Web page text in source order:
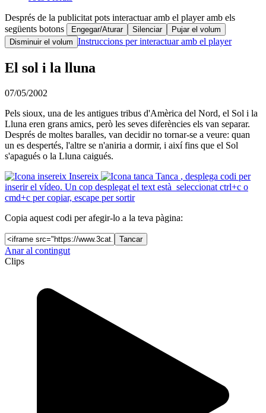
Després de la publicitat pots interactuar amb el player amb els
següents botons
Engegar/Aturar Silenciar
Pujar el volum
Disminuir el volum Instruccions per interactuar amb el player
El sol i la lluna
07/05/2002
Pels sioux, una de les antigues tribus d'Amèrica del Nord, el Sol i la
Lluna eren grans amics, però les seves diferències els van separar.
Després de moltes baralles, van decidir no tornar-se a veure: quan
un es despertés, l'altre se n'aniria a dormir, i així fins que el Sol
s'apagués o la Lluna caigués.
Insereix
Tanca , desplega codi per
inserir el vídeo. Un cop desplegat el text està seleccionat ctrl+c o
cmd+c per copiar, escape per sortir
Copia aquest codi per afegir-lo a la teva pàgina:
Tancar
Anar al contingut
Clips